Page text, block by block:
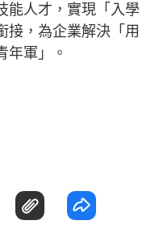
能人才，實現「入學
接，為企業解決「用
年軍」。